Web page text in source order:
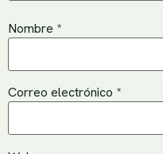
Nombre *
Correo electrónico *